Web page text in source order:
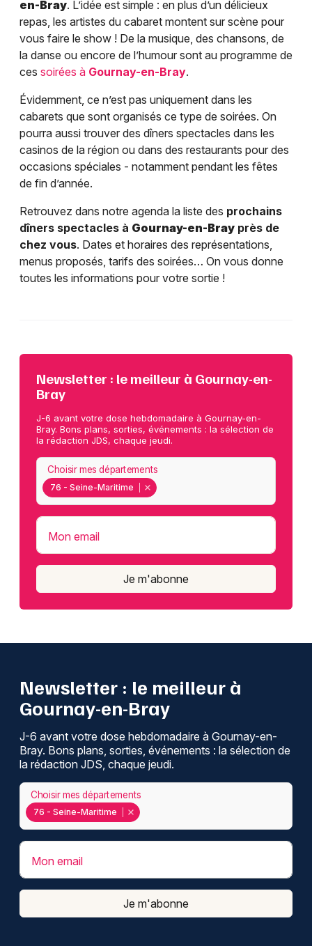
en-Bray. L’idée est simple : en plus d’un délicieux
repas, les artistes du cabaret montent sur scène pour
vous faire le show ! De la musique, des chansons, de
la danse ou encore de l’humour sont au programme de
ces soirées à Gournay-en-Bray.
Évidemment, ce n’est pas uniquement dans les
cabarets que sont organisés ce type de soirées. On
pourra aussi trouver des dîners spectacles dans les
casinos de la région ou dans des restaurants pour des
occasions spéciales - notamment pendant les fêtes
de fin d’année.
Retrouvez dans notre agenda la liste des prochains
dîners spectacles à Gournay-en-Bray près de
chez vous. Dates et horaires des représentations,
menus proposés, tarifs des soirées… On vous donne
toutes les informations pour votre sortie !
Newsletter : le meilleur à Gournay-en-
Bray
J-6 avant votre dose hebdomadaire à Gournay-en-
Bray. Bons plans, sorties, événements : la sélection de
la rédaction JDS, chaque jeudi.
76 - Seine-Maritime
Choisir mes départements
Mon email
Je m'abonne
Newsletter : le meilleur à
Gournay-en-Bray
J-6 avant votre dose hebdomadaire à Gournay-en-
Bray. Bons plans, sorties, événements : la sélection de
la rédaction JDS, chaque jeudi.
76 - Seine-Maritime
Choisir mes départements
Mon email
Je m'abonne